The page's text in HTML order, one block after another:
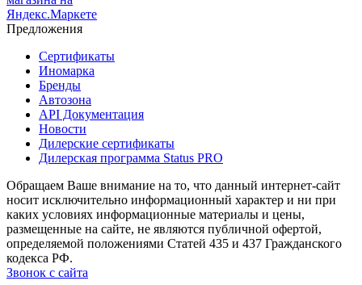
Предложения
Сертификаты
Иномарка
Бренды
Автозона
API Документация
Новости
Дилерские сертификаты
Дилерская программа Status PRO
Обращаем Ваше внимание на то, что данный интернет-сайт
носит исключительно информационный характер и ни при
каких условиях информационные материалы и цены,
размещенные на сайте, не являются публичной офертой,
определяемой положениями Статей 435 и 437 Гражданского
кодекса РФ.
Звонок с сайта